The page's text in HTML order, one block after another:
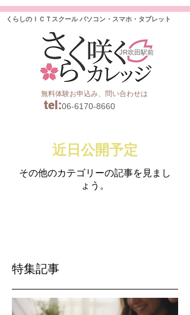
くらしのＩＣＴスクール パソコン・スマホ・タブレット
JR吹田駅前
無料体験お申込み、問い合わせは
tel:06-6170-8660
近日公開予定
その他のカテゴリーの記事を見まし
ょう。
特集記事